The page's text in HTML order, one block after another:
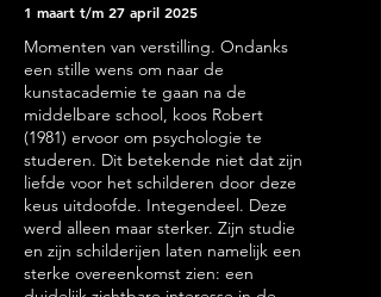
1 maart t/m 27 april 2025
Momenten van verstilling. Ondanks
een stille wens om naar de
kunstacademie te gaan na de
middelbare school, koos Robert
(1981) ervoor om psychologie te
studeren. Dit betekende niet dat zijn
liefde voor het schilderen door deze
keus uitdoofde. Integendeel. Deze
werd alleen maar sterker. Zijn studie
en zijn schilderijen laten namelijk een
sterke overeenkomst zien: een